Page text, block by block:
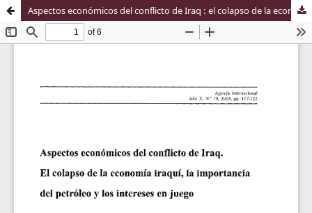
Aspectos económicos del conflicto de Iraq : el colapso de la economía iraquí, la importancia del petróleo y los intereses en juego